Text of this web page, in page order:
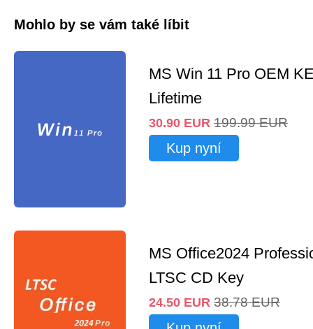
Mohlo by se vám také líbit
MS Win 11 Pro OEM
Lifetime
30.90 EUR 199.99 EUR
Kup nyní
MS Office2024
LTSC CD Key
24.50 EUR 38.78 EUR